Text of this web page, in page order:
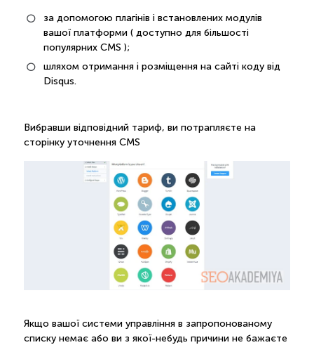
за допомогою плагінів і встановлених модулів
вашої платформи ( доступно для більшості
популярних CMS );
шляхом отримання і розміщення на сайті коду від
Disqus.
Вибравши відповідний тариф, ви потрапляєте на
сторінку уточнення CMS
Якщо вашої системи управління в запропонованому
списку немає або ви з якої-небудь причини не бажаєте